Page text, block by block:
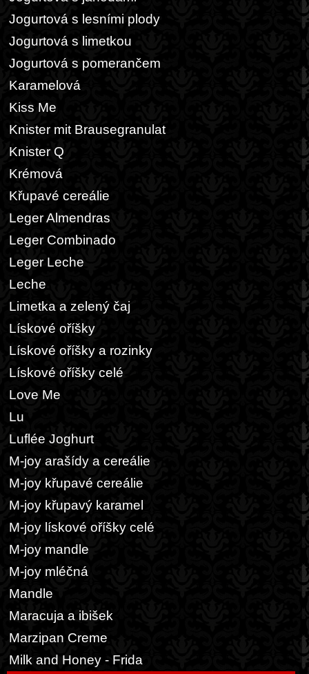
Jogurtová s lesními plody
Jogurtová s limetkou
Jogurtová s pomerančem
Karamelová
Kiss Me
Knister mit Brausegranulat
Knister Q
Krémová
Křupavé cereálie
Leger Almendras
Leger Combinado
Leger Leche
Leche
Limetka a zelený čaj
Lískové oříšky
Lískové oříšky a rozinky
Lískové oříšky celé
Love Me
Lu
Luflée Joghurt
M-joy arašídy a cereálie
M-joy křupavé cereálie
M-joy křupavý karamel
M-joy lískové oříšky celé
M-joy mandle
M-joy mléčná
Mandle
Maracuja a ibišek
Marzipan Creme
Milk and Honey - Frida